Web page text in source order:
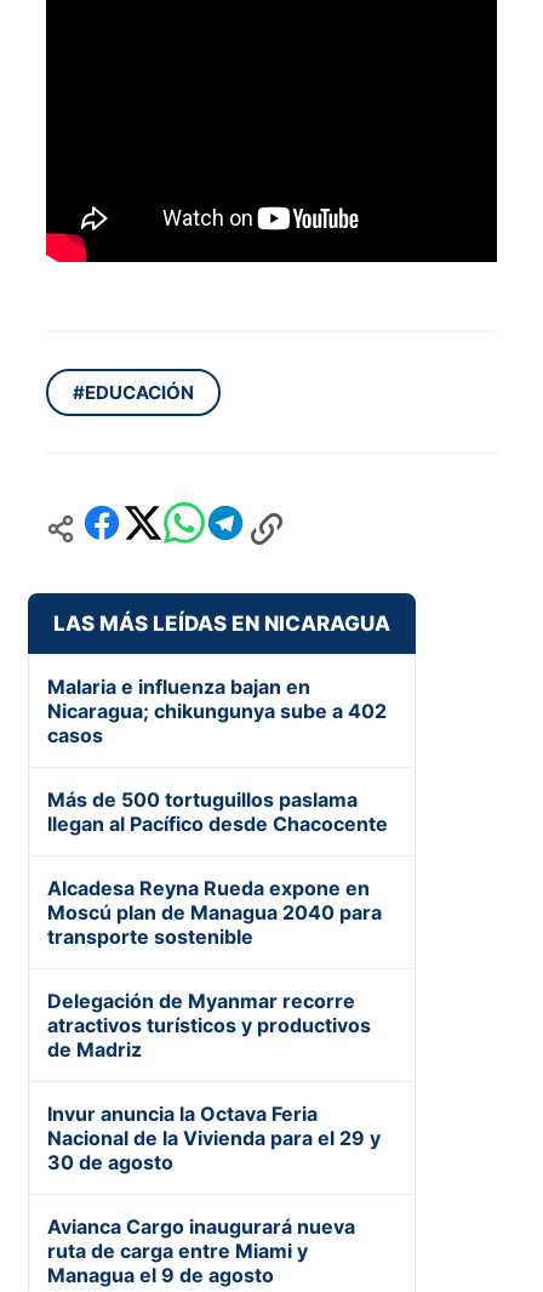
#EDUCACIÓN
LAS MÁS LEÍDAS EN NICARAGUA
Malaria e influenza bajan en
Nicaragua; chikungunya sube a 402
casos
Más de 500 tortuguillos paslama
llegan al Pacífico desde Chacocente
Alcadesa Reyna Rueda expone en
Moscú plan de Managua 2040 para
transporte sostenible
Delegación de Myanmar recorre
atractivos turísticos y productivos
de Madriz
Invur anuncia la Octava Feria
Nacional de la Vivienda para el 29 y
30 de agosto
Avianca Cargo inaugurará nueva
ruta de carga entre Miami y
Managua el 9 de agosto